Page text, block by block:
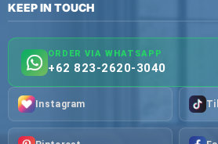
KEEP IN TOUCH
ORDER VIA WHATSAPP
+62 823-2620-3040
Instagram